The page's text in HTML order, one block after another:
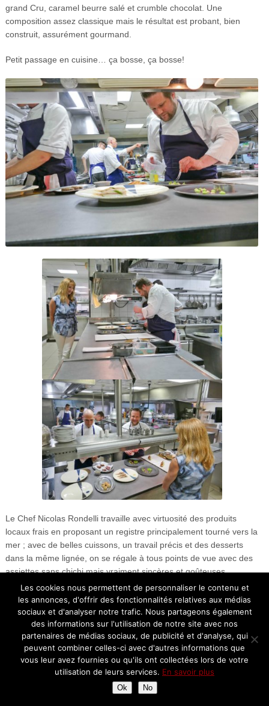
grand Cru, caramel beurre salé et crumble chocolat. Une
composition assez classique mais le résultat est probant, bien
construit, assurément gourmand.
Petit passage en cuisine… ça bosse, ça bosse!
Le Chef Nicolas Rondelli travaille avec virtuosité des produits
locaux frais en proposant un registre principalement tourné vers la
mer ; avec de belles cuissons, un travail précis et des desserts
dans la même lignée, on se régale à tous points de vue avec des
assiettes sans chichi mais vraiment sincères et goûteuses.
Le service est courtois, professionnel, attentionné, tous les
ingrédients sont réunis pour faire du restaurant Les Pêcheurs une
très belle adresse de la French Riviera.
Restaurant Les Pêcheurs
10 Boulevard du Maréchal Juin
06160 Juan les Pins
Les cookies nous permettent de personnaliser le contenu et
les annonces, d'offrir des fonctionnalités relatives aux médias
sociaux et d'analyser notre trafic. Nous partageons également
des informations sur l'utilisation de notre site avec nos
partenaires de médias sociaux, de publicité et d'analyse, qui
peuvent combiner celles-ci avec d'autres informations que
vous leur avez fournies ou qu'ils ont collectées lors de votre
utilisation de leurs services. En savoir plus
Ok No